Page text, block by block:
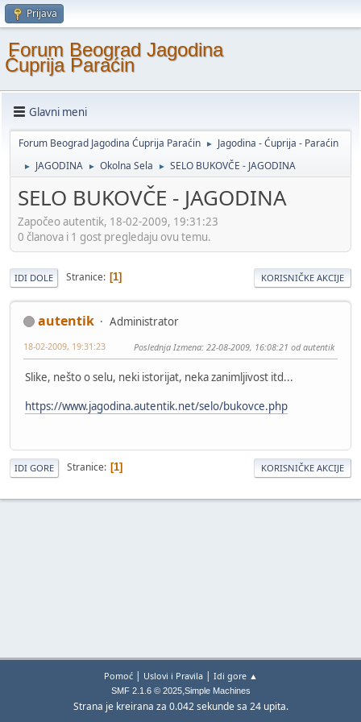
Prijava
Forum Beograd Jagodina
Ćuprija Paraćin
Glavni meni
Forum Beograd Jagodina Ćuprija Paraćin ► Jagodina - Ćuprija - Paraćin
► JAGODINA ► Okolna Sela ► SELO BUKOVČE - JAGODINA
SELO BUKOVČE - JAGODINA
Započeo autentik, 18-02-2009, 19:31:23
0 članova i 1 gost pregledaju ovu temu.
IDI DOLE Stranice 1 KORISNIČKE AKCIJE
autentik Administrator
18-02-2009, 19:31:23 Poslednja Izmena: 22-08-2009, 16:08:21 od autentik
Slike, nešto o selu, neki istorijat, neka zanimljivost itd...
https://www.jagodina.autentik.net/selo/bukovce.php
IDI GORE Stranice 1 KORISNIČKE AKCIJE
Pomoć| Uslovi i Pravila| Idi gore ▲
SMF 2.1.6 © 2025,Simple Machines
Strana je kreirana za 0.042 sekunde sa 24 upita.